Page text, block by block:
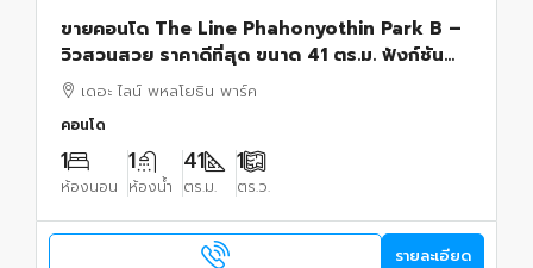
ขายคอนโด The Line Phahonyothin Park B –
วิวสวนสวย ราคาดีที่สุด ขนาด 41 ตร.ม. ฟังก์ชัน
ลงตัว ใช้สอยพื้นที่ได้เต็มที่1 ห้องนอน 1 ห้องน้ำ
เดอะ ไลน์ พหลโยธิน พาร์ค
คอนโด
1
ห้องนอน
1
ห้องน้ำ
41
ตร.ม.
1
ตร.ว.
รายละเอียด